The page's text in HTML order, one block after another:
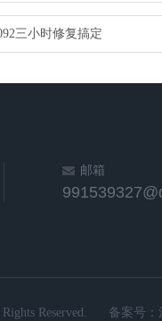
三小时修复搞定
邮箱
Reserved. 备案号：